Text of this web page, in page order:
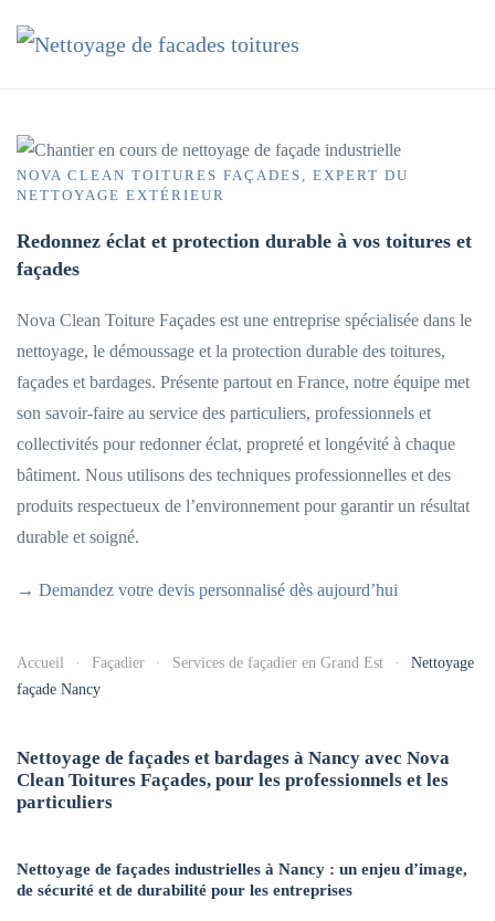
Accéder au contenu principal
NOVA CLEAN TOITURES FAÇADES, EXPERT DU
NETTOYAGE EXTÉRIEUR
Redonnez éclat et protection durable à vos toitures et
façades
Nova Clean Toiture Façades est une entreprise spécialisée dans le
nettoyage, le démoussage et la protection durable des toitures,
façades et bardages. Présente partout en France, notre équipe met
son savoir-faire au service des particuliers, professionnels et
collectivités pour redonner éclat, propreté et longévité à chaque
bâtiment. Nous utilisons des techniques professionnelles et des
produits respectueux de l’environnement pour garantir un résultat
durable et soigné.
→ Demandez votre devis personnalisé dès aujourd’hui
Accueil Façadier Services de façadier en Grand Est
Nettoyage
façade Nancy
Nettoyage de façades et bardages à Nancy avec Nova
Clean Toitures Façades, pour les professionnels et les
particuliers
Nettoyage de façades industrielles à Nancy : un enjeu d’image,
de sécurité et de durabilité pour les entreprises